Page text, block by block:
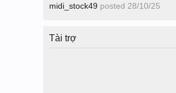
midi_stock49 posted 28/10/25
Tài trợ